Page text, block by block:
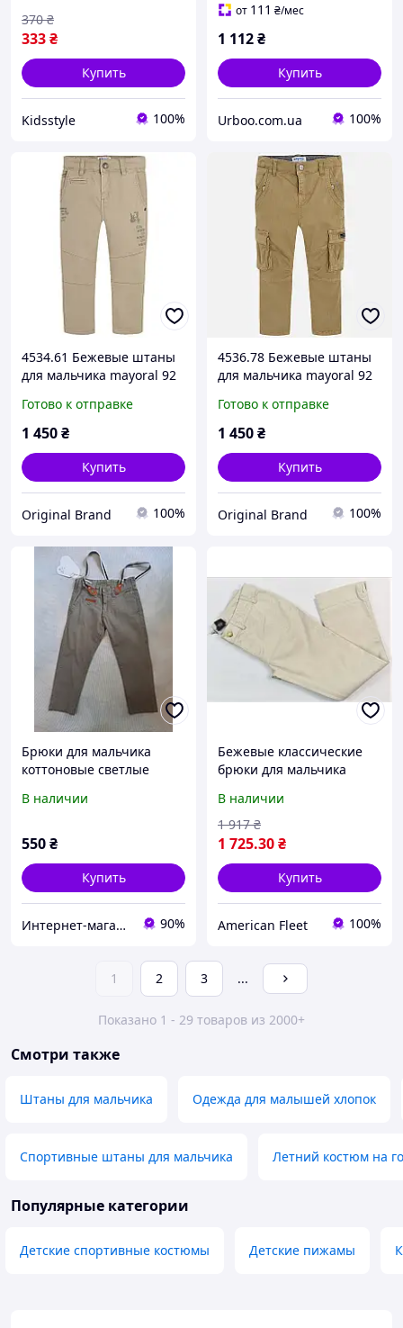
333₴
370 ₴
Купить
Kidsstyle 100%
от 111 ₴/мес
1 112₴
Купить
Urboo.com.ua 100%
4534.61 Бежевые штаны
для мальчика mayoral 92
Готово к отправке
1 450₴
Купить
Original Brand 100%
4536.78 Бежевые штаны
для мальчика mayoral 92
Готово к отправке
1 450₴
Купить
Original Brand 100%
Брюки для мальчика
коттоновые светлые
116 см
В наличии
550₴
Купить
Интернет-магазин "Лимпопо"- для детей и подростков 90%
Бежевые классические
брюки для мальчика
В наличии
1 725.30₴
1 917 ₴
Купить
American Fleet 100%
1 2 3 ...
Показано 1 - 29 товаров из 2000+
Смотри также
Штаны для мальчика Одежда для малышей хлопок
Спортивные штаны для мальчика Летний костюм на
Популярные категории
Детские спортивные костюмы Детские пижамы